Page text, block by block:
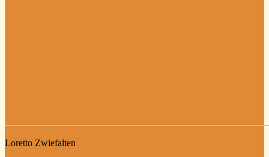
Loretto Zwiefalten